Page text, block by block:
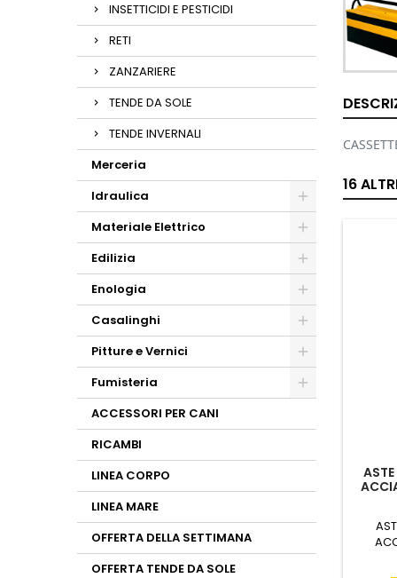
INSETTICIDI E PESTICIDI
RETI
ZANZARIERE
TENDE DA SOLE
TENDE INVERNALI
Merceria
Idraulica
Materiale Elettrico
Edilizia
Enologia
Casalinghi
Pitture e Vernici
Fumisteria
ACCESSORI PER CANI
RICAMBI
LINEA CORPO
LINEA MARE
OFFERTA DELLA SETTIMANA
OFFERTA TENDE DA SOLE
16